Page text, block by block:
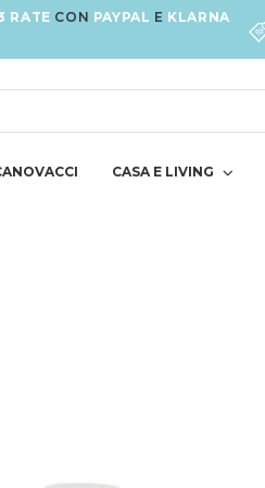
RATE CON PAYPAL E KLARNA
CASA E LIVING